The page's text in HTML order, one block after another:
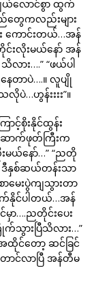
ျယ်လောင်စွာ ထွက်
တွေကလည်းများ
ကောင်းတယ်…အန်
လိုးမယ်နော် အန်
ား….” “ဖယ်ပါ
တာပဲ….။ လူပျို
ပဲ…ဟွန်းးးး”။
ာင့်စိုးနိုင်ထွန်း
ောက်ဖုတ်ကြီးက
ယ်နော်…” “ညတို
ဒီနှစ်ဆယ်တန်းသာ
မေးပွဲကျသွားတာ
လိုက်နိုင်ပါတယ်…အန်
မှာ….ညတိုင်းပေး
သွားပြီသိလား…”
ထိုင်တော့ ဆင်ခြင်
တောင်လာပြီ အန်တီမ